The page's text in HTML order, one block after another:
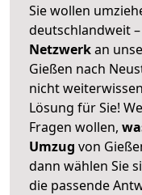
Sie wollen
deutschlandweit
Netzwerkan
Gießen nach
nicht
Lösung für Sie!
Fragen wollen,
Umzug von
dann wählen Sie
die passende